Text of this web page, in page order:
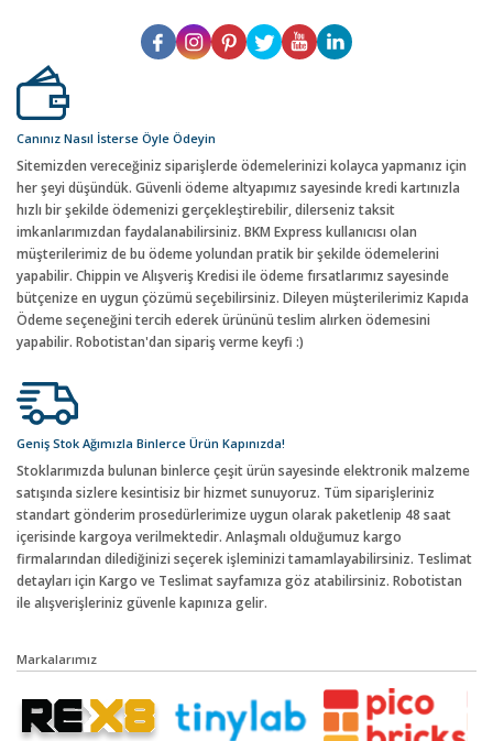
Canınız Nasıl İsterse Öyle Ödeyin
Sitemizden vereceğiniz siparişlerde ödemelerinizi kolayca yapmanız için
her şeyi düşündük. Güvenli ödeme altyapımız sayesinde kredi kartınızla
hızlı bir şekilde ödemenizi gerçekleştirebilir, dilerseniz taksit
imkanlarımızdan faydalanabilirsiniz. BKM Express kullanıcısı olan
müşterilerimiz de bu ödeme yolundan pratik bir şekilde ödemelerini
yapabilir. Chippin ve Alışveriş Kredisi ile ödeme fırsatlarımız sayesinde
bütçenize en uygun çözümü seçebilirsiniz. Dileyen müşterilerimiz Kapıda
Ödeme seçeneğini tercih ederek ürününü teslim alırken ödemesini
yapabilir. Robotistan'dan sipariş verme keyfi :)
Geniş Stok Ağımızla Binlerce Ürün Kapınızda!
Stoklarımızda bulunan binlerce çeşit ürün sayesinde elektronik malzeme
satışında sizlere kesintisiz bir hizmet sunuyoruz. Tüm siparişleriniz
standart gönderim prosedürlerimize uygun olarak paketlenip 48 saat
içerisinde kargoya verilmektedir. Anlaşmalı olduğumuz kargo
firmalarından dilediğinizi seçerek işleminizi tamamlayabilirsiniz. Teslimat
detayları için Kargo ve Teslimat sayfamıza göz atabilirsiniz. Robotistan
ile alışverişleriniz güvenle kapınıza gelir.
Markalarımız